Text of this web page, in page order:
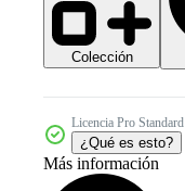
Colección
Licencia Pro Standard
¿Qué es esto?
Más información